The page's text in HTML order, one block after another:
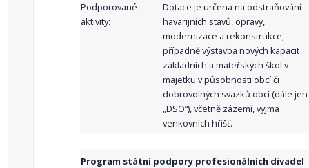
Podporované
aktivity:
Dotace je určena na odstraňování
havarijních stavů, opravy,
modernizace a rekonstrukce,
případně výstavba nových kapacit
základních a mateřských škol v
majetku v působnosti obcí či
dobrovolných svazků obcí (dále jen
„DSO“), včetně zázemí, vyjma
venkovních hřišť.
Program státní podpory profesionálních divadel